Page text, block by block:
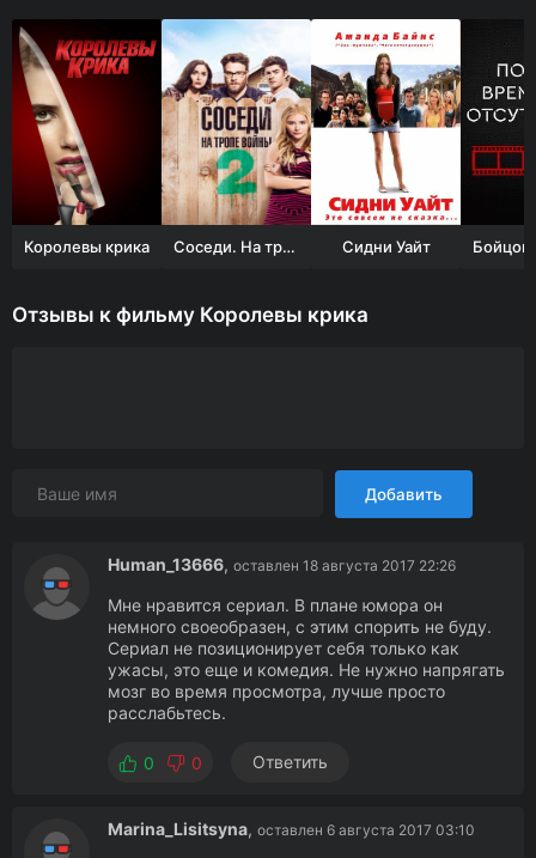
Королевы крика Соседи. На тропе войны 2 Сидни Уайт
Отзывы к фильму Королевы крика
Добавить
Human_13666, оставлен 18 августа 2017 22:26
Мне нравится сериал. В плане юмора он
немного своеобразен, с этим спорить не буду.
Сериал не позиционирует себя только как
ужасы, это еще и комедия. Не нужно напрягать
мозг во время просмотра, лучше просто
расслабьтесь.
0 0 Ответить
Marina_Lisitsyna, оставлен 6 августа 2017 03:10